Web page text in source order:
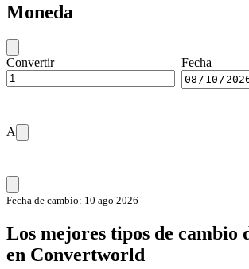
Moneda
Convertir Fecha
A
Fecha de cambio: 10 ago 2026
Los mejores tipos de cambio
en Convertworld